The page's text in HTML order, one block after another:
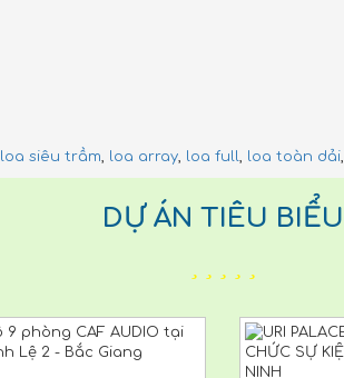
loa siêu trầm, loa array, loa full, loa toàn dải,
DỰ ÁN TIÊU BIỂU